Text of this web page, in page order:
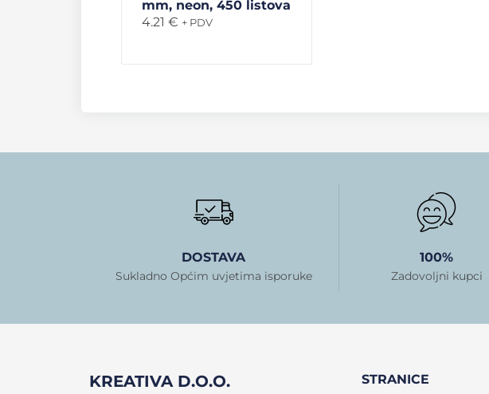
mm, neon, 450 listova
4.21 € + PDV
DOSTAVA
Sukladno Općim uvjetima isporuke
100%
Zadovoljni kupci
KREATIVA D.O.O. STRANICE